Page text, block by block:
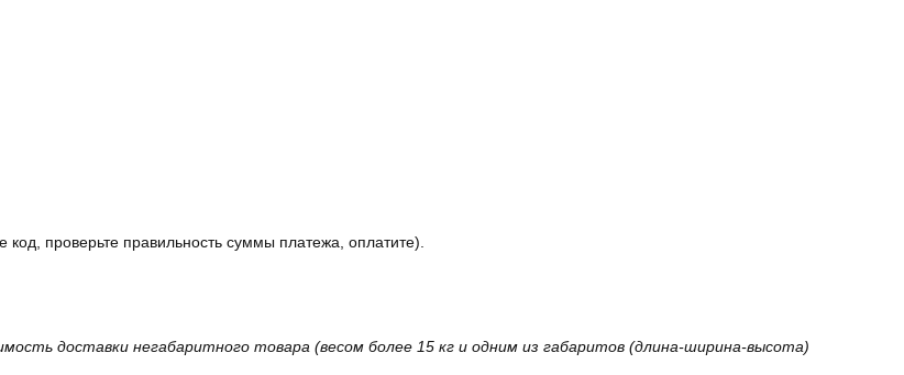
код, проверьте правильность суммы платежа, оплатите).
доставки негабаритного товара (весом более 15 кг и одним из габаритов (длина-ширина-высота)